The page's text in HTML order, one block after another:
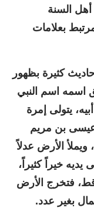
السنة
بعلامات
كثيرة بظهور
اسمه اسم النبي
يتولى إمرة
بن مريم
ويملأ الأرض عدلاً
خيراً كثيراً،
قط، فتخرج الأرض
بغير عدد.